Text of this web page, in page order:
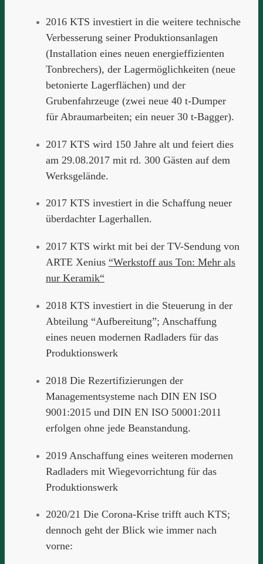
2016 KTS investiert in die weitere technische
Verbesserung seiner Produktionsanlagen
(Installation eines neuen energieffizienten
Tonbrechers), der Lagermöglichkeiten (neue
betonierte Lagerflächen) und der
Grubenfahrzeuge (zwei neue 40 t-Dumper
für Abraumarbeiten; ein neuer 30 t-Bagger).
2017 KTS wird 150 Jahre alt und feiert dies
am 29.08.2017 mit rd. 300 Gästen auf dem
Werksgelände.
2017 KTS investiert in die Schaffung neuer
überdachter Lagerhallen.
2017 KTS wirkt mit bei der TV-Sendung von
ARTE Xenius “Werkstoff aus Ton: Mehr als
nur Keramik“
2018 KTS investiert in die Steuerung in der
Abteilung “Aufbereitung”; Anschaffung
eines neuen modernen Radladers für das
Produktionswerk
2018 Die Rezertifizierungen der
Managementsysteme nach DIN EN ISO
9001:2015 und DIN EN ISO 50001:2011
erfolgen ohne jede Beanstandung.
2019 Anschaffung eines weiteren modernen
Radladers mit Wiegevorrichtung für das
Produktionswerk
2020/21 Die Corona-Krise trifft auch KTS;
dennoch geht der Blick wie immer nach
vorne: